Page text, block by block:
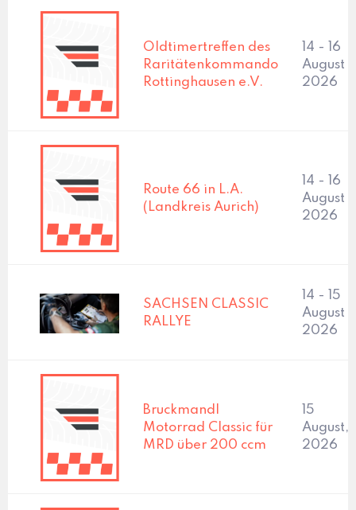
Oldtimertreffen des
Raritätenkommando
Rottinghausen e.V.
14 - 16
August
2026
Route 66 in L.A.
(Landkreis Aurich)
14 - 16
August
2026
SACHSEN CLASSIC
RALLYE
14 - 15
August
2026
Bruckmandl
Motorrad Classic für
MRD über 200 ccm
15
August,
2026